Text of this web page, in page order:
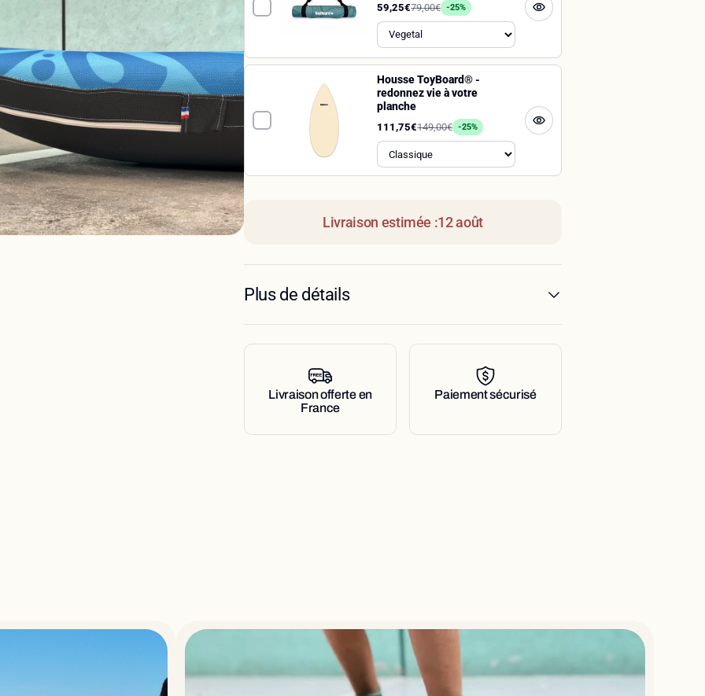
59,25€79,00€ -25%
Housse ToyBoard® -
redonnez vie à votre
planche
111,75€149,00€ -25%
Livraison estimée :12 août
Plus de détails
La ToyBoard® est un plateau d'équilibre, inspirée du surf, et
les positions (debout, assis, allongé...).
Jouer avec les enfants, leur apporter confiance en soi et
profonds et son équilibre, renforcer ses articulations... les
maniable, quel que soit son utilisation. Sur cette mousse, nous
venons enfiler une housse, pour la rendre plus résistante et
aussi pour pouvoir la personnaliser, lui donner des couleurs.
Livraison offerte en
France
Paiement sécurisé